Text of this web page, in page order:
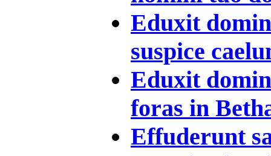
Eduxit
suspice
Eduxit
foras in
Effuderunt